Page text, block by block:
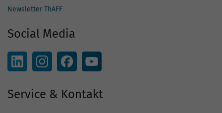
Newsletter ThAFF
Social Media
Service & Kontakt